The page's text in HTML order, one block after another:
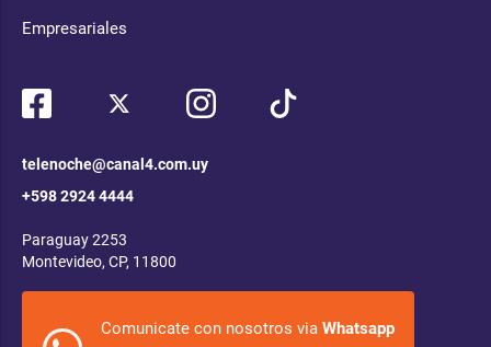
Empresariales
telenoche@canal4.com.uy
+598 2924 4444
Paraguay 2253
Montevideo, CP, 11800
Comunicate con nosotros via Whatsapp